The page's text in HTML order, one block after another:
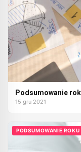
Podsumowanie
15 gru 2021
PODSUMOWANIE ROKU